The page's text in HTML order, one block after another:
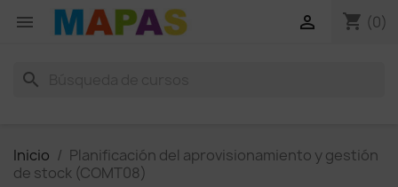
 shopping_cart (0)

search
Inicio
Planificación del aprovisionamiento y gestión
de stock (COMT08)